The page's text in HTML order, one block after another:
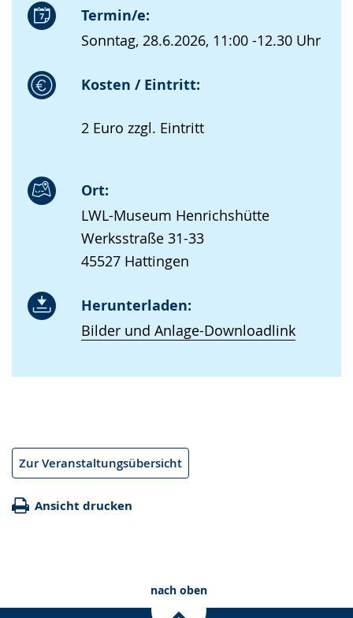
Termin/e:
Sonntag, 28.6.2026, 11:00 -12.30 Uhr
Kosten / Eintritt:
2 Euro zzgl. Eintritt
Ort:
LWL-Museum Henrichshütte
Werksstraße 31-33
45527 Hattingen
Herunterladen:
Bilder und Anlage-Downloadlink
Zur Veranstaltungsübersicht
Ansicht drucken
nach oben